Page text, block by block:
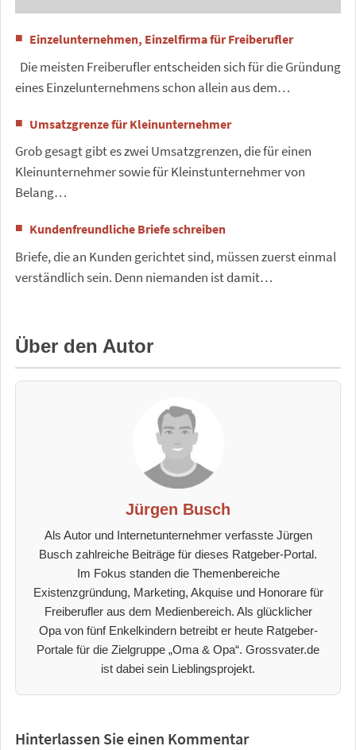
Einzelunternehmen, Einzelfirma für Freiberufler
Die meisten Freiberufler entscheiden sich für die Gründung
eines Einzelunternehmens schon allein aus dem…
Umsatzgrenze für Kleinunternehmer
Grob gesagt gibt es zwei Umsatzgrenzen, die für einen
Kleinunternehmer sowie für Kleinstunternehmer von
Belang…
Kundenfreundliche Briefe schreiben
Briefe, die an Kunden gerichtet sind, müssen zuerst einmal
verständlich sein. Denn niemanden ist damit…
Über den Autor
Jürgen Busch
Als Autor und Internetunternehmer verfasste Jürgen
Busch zahlreiche Beiträge für dieses Ratgeber-Portal.
Im Fokus standen die Themenbereiche
Existenzgründung, Marketing, Akquise und Honorare für
Freiberufler aus dem Medienbereich. Als glücklicher
Opa von fünf Enkelkindern betreibt er heute Ratgeber-
Portale für die Zielgruppe „Oma & Opa“. Grossvater.de
ist dabei sein Lieblingsprojekt.
Hinterlassen Sie einen Kommentar